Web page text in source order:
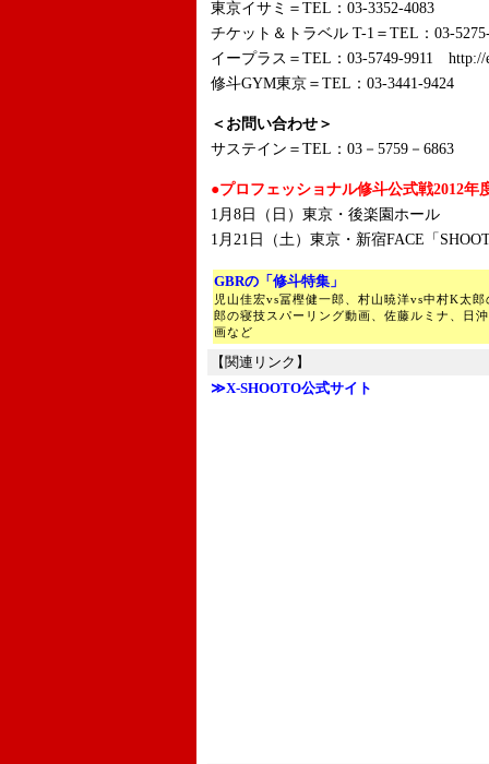
東京イサミ＝TEL：03-3352-4083
チケット＆トラベル T-1＝TEL：03-
イープラス＝TEL：03-5749-9911 http://
修斗GYM東京＝TEL：03-3441-9424
＜お問い合わせ＞
サステイン＝TEL：03－5759－6863
●プロフェッショナル修斗公式戦2012年
1月8日（日）東京・後楽園ホール
1月21日（土）東京・新宿FACE「
GBRの「修斗特集」
児山佳宏vs冨樫健一郎、村山暁洋vs中村K太
郎の寝技スパーリング動画、佐藤ルミナ、日
画など
【関連リンク】
≫X-SHOOTO公式サイト